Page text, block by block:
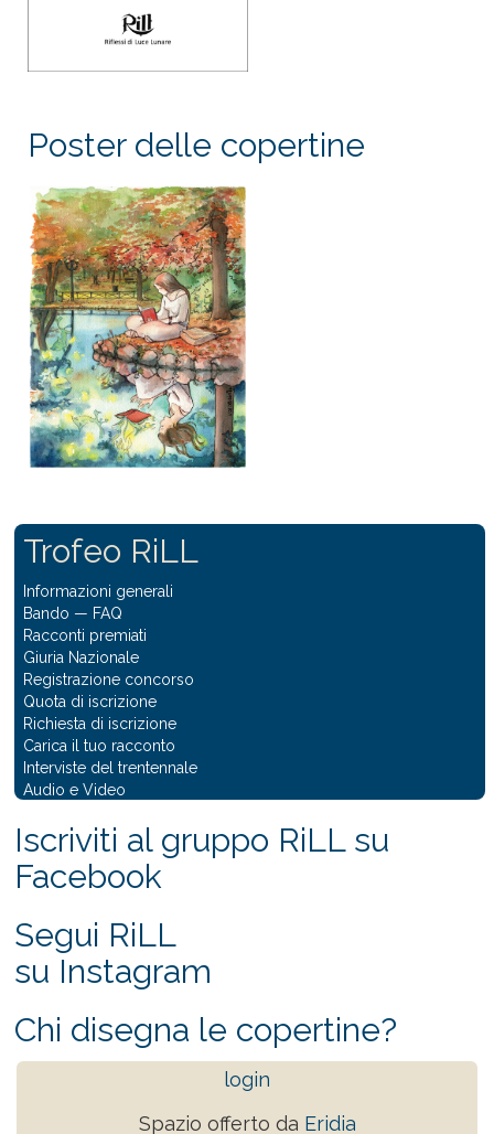
Poster delle copertine
Trofeo RiLL
Informazioni generali
Bando — FAQ
Racconti premiati
Giuria Nazionale
Registrazione concorso
Quota di iscrizione
Richiesta di iscrizione
Carica il tuo racconto
Interviste del trentennale
Audio e Video
Iscriviti al gruppo RiLL su
Facebook
Segui RiLL
su Instagram
Chi disegna le copertine?
login
Spazio offerto da Eridia